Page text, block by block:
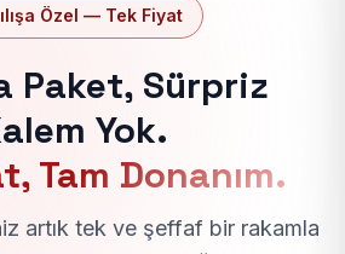
Özel — Tek Fiyat
Paket, Sürpriz
Yok.
Tam Donanım.
artık tek ve şeffaf bir rakamla